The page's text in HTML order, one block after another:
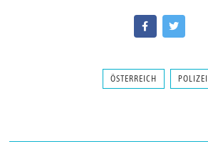
ÖSTERREICH POLIZEI